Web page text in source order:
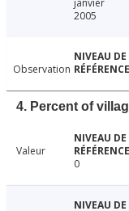
janvier
2005
Observation
4. Percent of
Valeur
0